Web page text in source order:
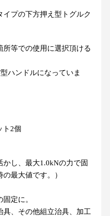
プの下方押え型トグルク
等での使用に選択頂ける
ハンドルになっていま
ト2個
かし、最大1.0kNの力で固
最大値です。）
定に。
具、その他組立治具、加工